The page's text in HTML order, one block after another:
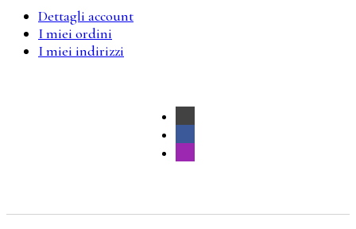
Dettagli account
I miei ordini
I miei indirizzi